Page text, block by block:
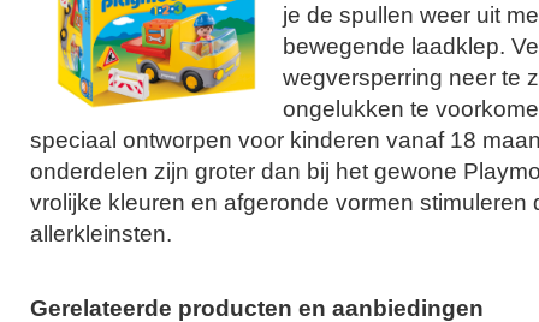
je de spullen weer uit
bewegende laadklep.
wegversperring neer te
ongelukken te
speciaal ontworpen voor kinderen vanaf 18
onderdelen zijn groter dan bij het gewone
vrolijke kleuren en afgeronde vormen stimuleren
allerkleinsten.
Gerelateerde producten en aanbiedingen